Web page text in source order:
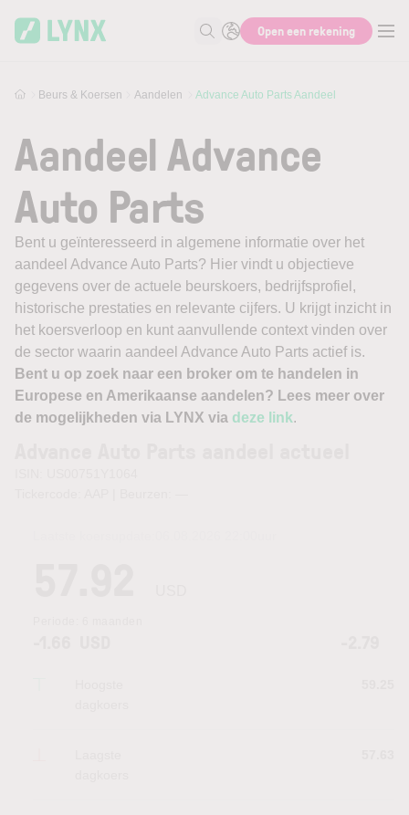
Zoek naar informatie
Open een rekening
Beurs & Koersen Aandelen Advance Auto Parts Aandeel
Aandeel Advance
Auto Parts
Bent u geïnteresseerd in algemene informatie over het
aandeel Advance Auto Parts? Hier vindt u objectieve
gegevens over de actuele beurskoers, bedrijfsprofiel,
historische prestaties en relevante cijfers. U krijgt inzicht in
het koersverloop en kunt aanvullende context vinden over
de sector waarin aandeel Advance Auto Parts actief is.
Bent u op zoek naar een broker om te handelen in
Europese en Amerikaanse aandelen? Lees meer over
de mogelijkheden via LYNX via deze link.